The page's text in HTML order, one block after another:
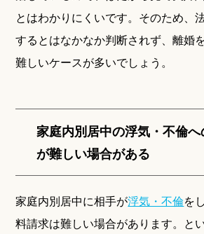
とはわかりにくいです。そのため、
するとはなかなか判断されず、離婚
難しいケースが多いでしょう。
家庭内別居中の浮気・不倫
が難しい場合がある
家庭内別居中に相手が浮気・不倫を
料請求は難しい場合があります。と